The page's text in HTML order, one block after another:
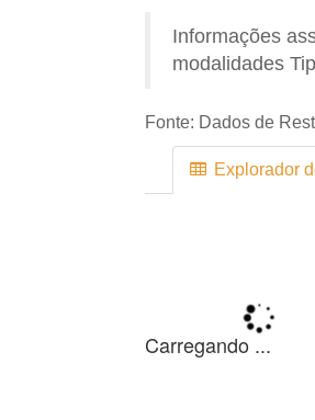
Informações
modalidades
Fonte: Dados de
Explorador